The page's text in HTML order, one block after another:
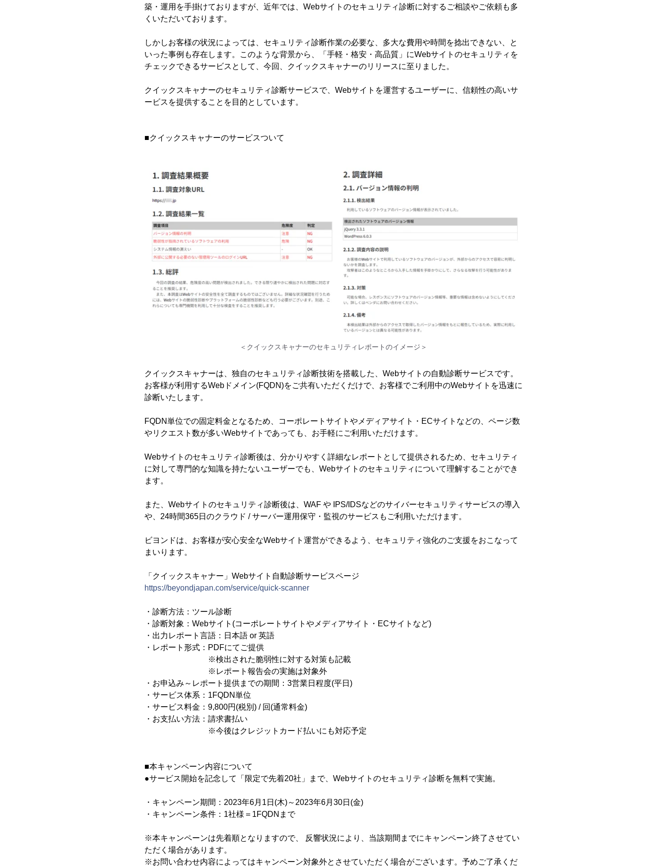
築・運用を手掛けておりますが、近年では、Webサイトのセキュリティ診断に対するご相談やご依頼も多
くいただいております。
しかしお客様の状況によっては、セキュリティ診断作業の必要な、多大な費用や時間を捻出できない、と
いった事例も存在します。このような背景から、「手軽・格安・高品質」にWebサイトのセキュリティを
チェックできるサービスとして、今回、クイックスキャナーのリリースに至りました。
クイックスキャナーのセキュリティ診断サービスで、Webサイトを運営するユーザーに、信頼性の高いサ
ービスを提供することを目的としています。
■クイックスキャナーのサービスついて
＜クイックスキャナーのセキュリティレポートのイメージ＞
クイックスキャナーは、独自のセキュリティ診断技術を搭載した、Webサイトの自動診断サービスです。
お客様が利用するWebドメイン(FQDN)をご共有いただくだけで、お客様でご利用中のWebサイトを迅速に
診断いたします。
FQDN単位での固定料金となるため、コーポレートサイトやメディアサイト・ECサイトなどの、ページ数
やリクエスト数が多いWebサイトであっても、お手軽にご利用いただけます。
Webサイトのセキュリティ診断後は、分かりやすく詳細なレポートとして提供されるため、セキュリティ
に対して専門的な知識を持たないユーザーでも、Webサイトのセキュリティについて理解することができ
ます。
また、Webサイトのセキュリティ診断後は、WAF や IPS/IDSなどのサイバーセキュリティサービスの導入
や、24時間365日のクラウド / サーバー運用保守・監視のサービスもご利用いただけます。
ビヨンドは、お客様が安心安全なWebサイト運営ができるよう、セキュリティ強化のご支援をおこなって
まいります。
「クイックスキャナー」Webサイト自動診断サービスページ
https://beyondjapan.com/service/quick-scanner
・診断方法：ツール診断
・診断対象：Webサイト(コーポレートサイトやメディアサイト・ECサイトなど)
・出力レポート言語：日本語 or 英語
・レポート形式：PDFにてご提供
※検出された脆弱性に対する対策も記載
※レポート報告会の実施は対象外
・お申込み～レポート提供までの期間：3営業日程度(平日)
・サービス体系：1FQDN単位
・サービス料金：9,800円(税別) / 回(通常料金)
・お支払い方法：請求書払い
※今後はクレジットカード払いにも対応予定
■本キャンペーン内容について
●サービス開始を記念して「限定で先着20社」まで、Webサイトのセキュリティ診断を無料で実施。
・キャンペーン期間：2023年6月1日(木)～2023年6月30日(金)
・キャンペーン条件：1社様＝1FQDNまで
※本キャンペーンは先着順となりますので、 反響状況により、当該期間までにキャンペーン終了させてい
ただく場合があります。
※お問い合わせ内容によってはキャンペーン対象外とさせていただく場合がございます。予めご了承くだ